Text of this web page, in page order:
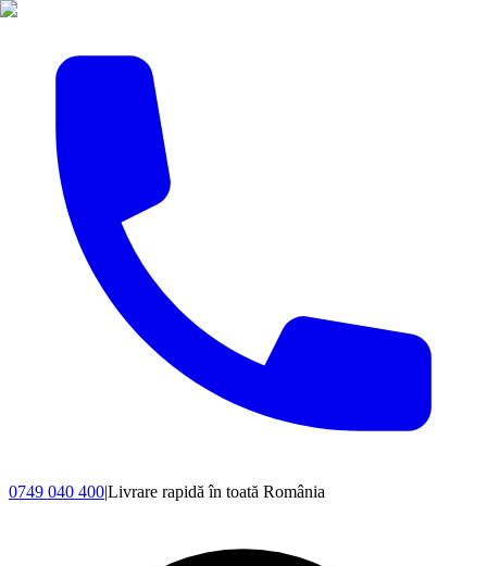
0749 040 400|Livrare rapidă în toată România